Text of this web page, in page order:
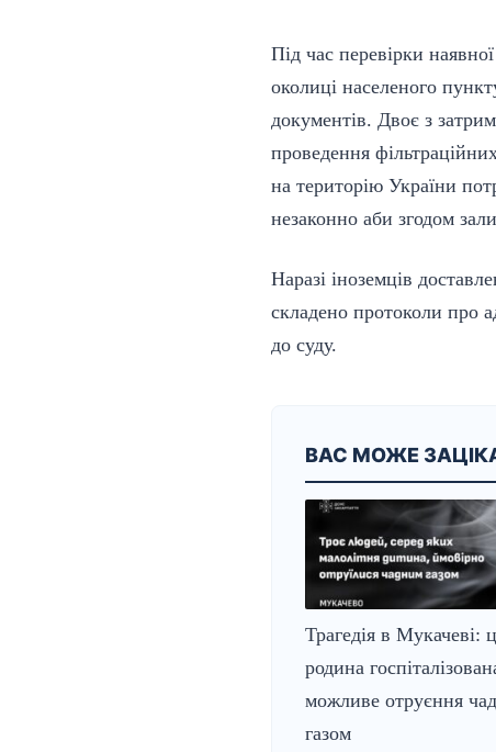
Під час перевірки
околиці населеного
документів. Двоє з
проведення
на територію України
незаконно аби згодом
Наразі іноземців
складено протоколи про
до суду.
ВАС МОЖЕ
Трагедія в Мукачеві:
родина
можливе отруєння
газом